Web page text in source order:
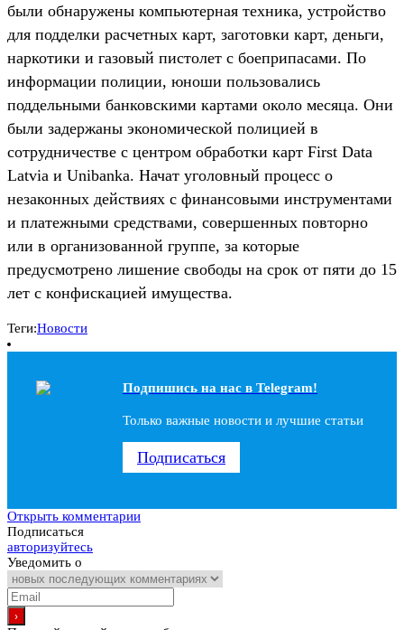
были обнаружены компьютерная техника, устройство
для подделки расчетных карт, заготовки карт, деньги,
наркотики и газовый пистолет с боеприпасами. По
информации полиции, юноши пользовались
поддельными банковскими картами около месяца. Они
были задержаны экономической полицией в
сотрудничестве с центром обработки карт First Data
Latvia и Unibanka. Начат уголовный процесс о
незаконных действиях с финансовыми инструментами
и платежными средствами, совершенных повторно
или в организованной группе, за которые
предусмотрено лишение свободы на срок от пяти до 15
лет с конфискацией имущества.
Теги:Новости
Подпишись на наc в Telegram!
Только важные новости и лучшие статьи
Подписаться
Открыть комментарии
Подписаться
авторизуйтесь
Уведомить о